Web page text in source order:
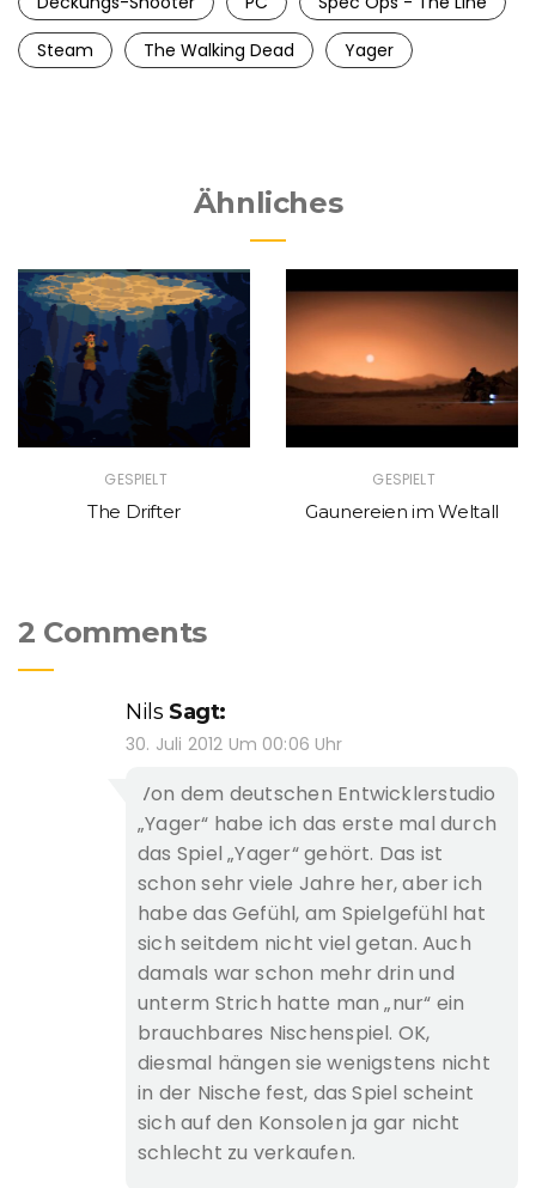
Steam
The Walking Dead Yager
Ähnliches
GESPIELT
The Drifter
GESPIELT
Gaunereien im Weltall
2 Comments
Nils Sagt:
30. Juli 2012 Um 00:06 Uhr
Von dem deutschen Entwicklerstudio
„Yager“ habe ich das erste mal durch
das Spiel „Yager“ gehört. Das ist
schon sehr viele Jahre her, aber ich
habe das Gefühl, am Spielgefühl hat
sich seitdem nicht viel getan. Auch
damals war schon mehr drin und
unterm Strich hatte man „nur“ ein
brauchbares Nischenspiel. OK,
diesmal hängen sie wenigstens nicht
in der Nische fest, das Spiel scheint
sich auf den Konsolen ja gar nicht
schlecht zu verkaufen.